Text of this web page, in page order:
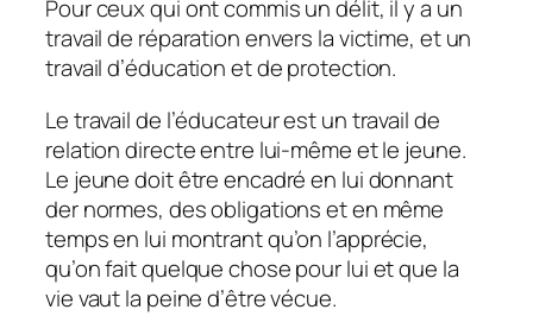
Pour ceux qui ont commis un délit, il y a un
travail de réparation envers la victime, et un
travail d’éducation et de protection.
Le travail de l’éducateur est un travail de
relation directe entre lui-même et le jeune.
Le jeune doit être encadré en lui donnant
der normes, des obligations et en même
temps en lui montrant qu’on l’apprécie,
qu’on fait quelque chose pour lui et que la
vie vaut la peine d’être vécue.